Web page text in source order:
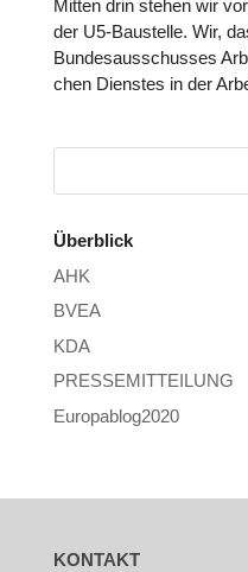
Mitten drin stehen wir
der U5-Bau­stelle. Wir,
Bun­des­aus­schus­ses
chen Dienstes in der
Überblick
AHK
BVEA
KDA
PRESSEMITTEILUNG
Europablog2020
KONTAKT